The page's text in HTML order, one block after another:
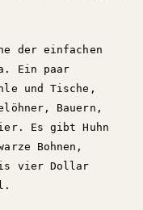
der einfachen
Ein paar
und Tische,
Bauern,
Es gibt Huhn
Bohnen,
vier Dollar